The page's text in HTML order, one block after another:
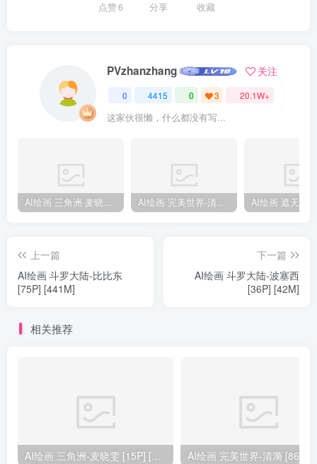
点赞6 分享 收藏
PVzhanzhang 关注
0 4415 0 3 20.1W+
这家伙很懒，什么都没有写...
AI绘画 三角洲-麦晓雯 [15P] [57M] AI绘画 完美世界-清漪 [86P] [1173M]
上一篇
AI绘画 斗罗大陆-比比东
[75P] [441M]
下一篇
AI绘画 斗罗大陆-波塞西
[36P] [42M]
相关推荐
AI绘画 三角洲-麦晓雯 [15P] [57M]